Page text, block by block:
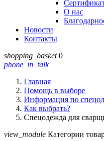
О нас
Новости
Контакты
shopping_basket 0
phone_in_talk
Главная
Помощь в выборе
Информация по
Как выбрать?
Спецодежда для
view_module Категории